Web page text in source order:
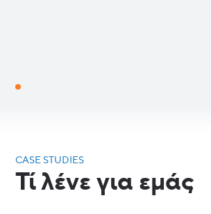
CASE STUDIES
Τί λένε για εμάς